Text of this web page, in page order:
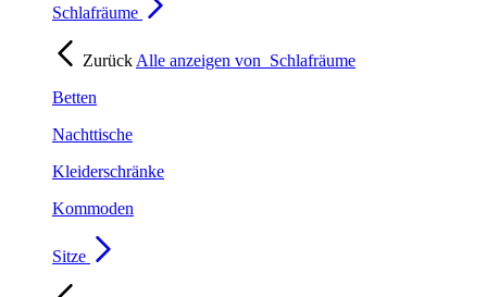
Schlafräume
Zurück Alle anzeigen von Schlafräume
Betten
Nachttische
Kleiderschränke
Kommoden
Sitze